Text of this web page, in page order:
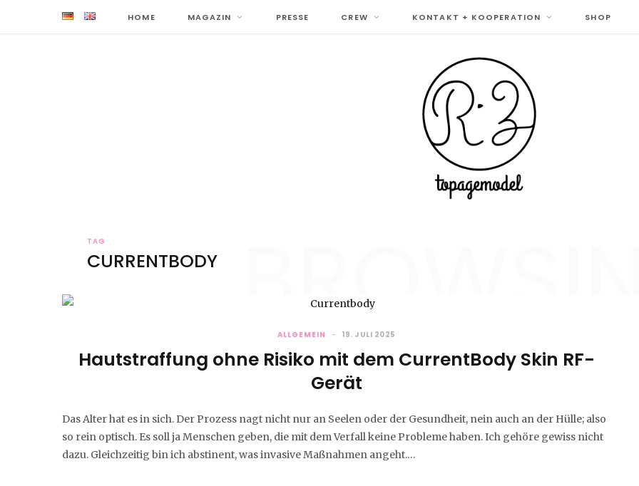
HOME MAGAZIN PRESSE CREW KONTAKT + KOOPERATION SHOP
TAG
CURRENTBODY
ALLGEMEIN 19. JULI 2025
Hautstraffung ohne Risiko mit dem CurrentBody Skin RF-
Gerät
Das Alter hat es in sich. Der Prozess nagt nicht nur an Seelen oder der Gesundheit, nein auch an der Hülle; also
so rein optisch. Es soll ja Menschen geben, die mit dem Verfall keine Probleme haben. Ich gehöre gewiss nicht
dazu. Gleichzeitig bin ich abstinent, was invasive Maßnahmen angeht.…